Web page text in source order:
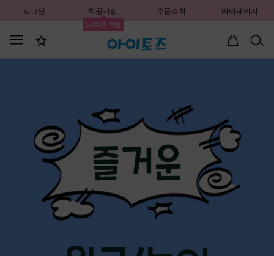
로그인 회원가입
1,000원 적립
주문조회 마이페이지